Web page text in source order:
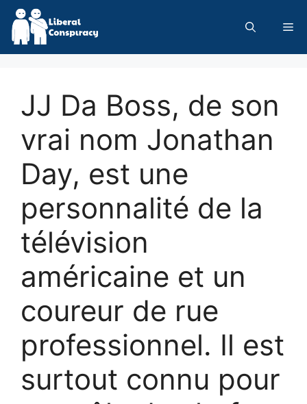
Skip
content
JJ Da Boss, de son
vrai nom Jonathan
Day, est une
personnalité de la
télévision
américaine et un
coureur de rue
professionnel. Il est
surtout connu pour